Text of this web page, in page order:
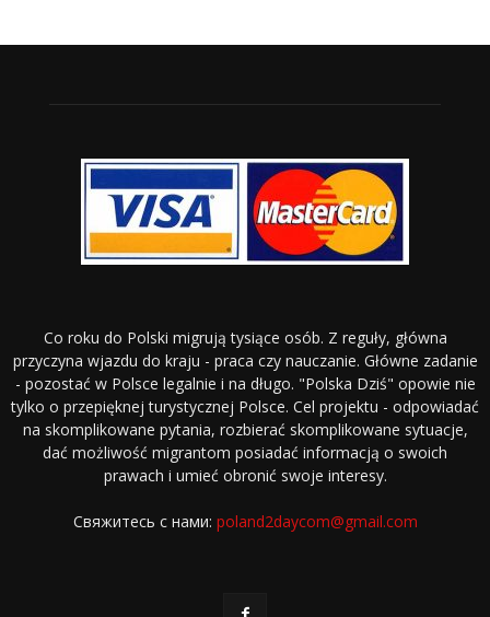
Co roku do Polski migrują tysiące osób. Z reguły, główna
przyczyna wjazdu do kraju - praca czy nauczanie. Główne zadanie
- pozostać w Polsce legalnie i na długo. "Polska Dziś" opowie nie
tylko o przepięknej turystycznej Polsce. Cel projektu - odpowiadać
na skomplikowane pytania, rozbierać skomplikowane sytuacje,
dać możliwość migrantom posiadać informacją o swoich
prawach i umieć obronić swoje interesy.
Свяжитесь с нами: poland2daycom@gmail.com